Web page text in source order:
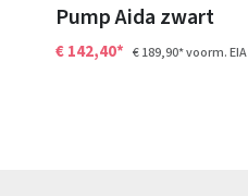
Pump Aida zwart
€ 142,40* € 189,90*voorm. EIA